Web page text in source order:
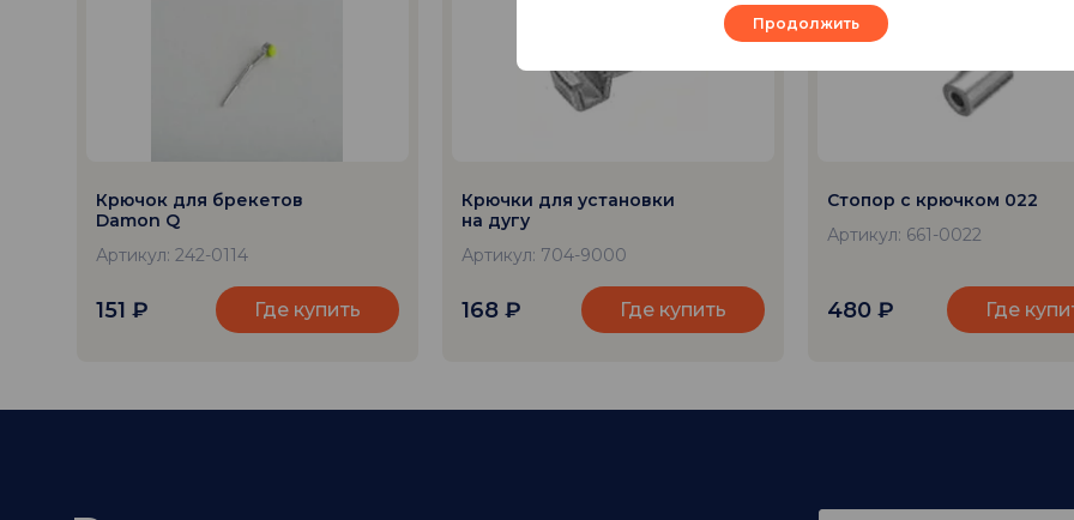
Крючок для брекетов
Damon Q
Артикул: 242-0114
151 ₽ Где купить
Крючки для установки
на дугу
Артикул: 704-9000
168 ₽ Где купить
Стопор с крючком 022
Артикул: 661-0022
480 ₽ Где
Продолжить